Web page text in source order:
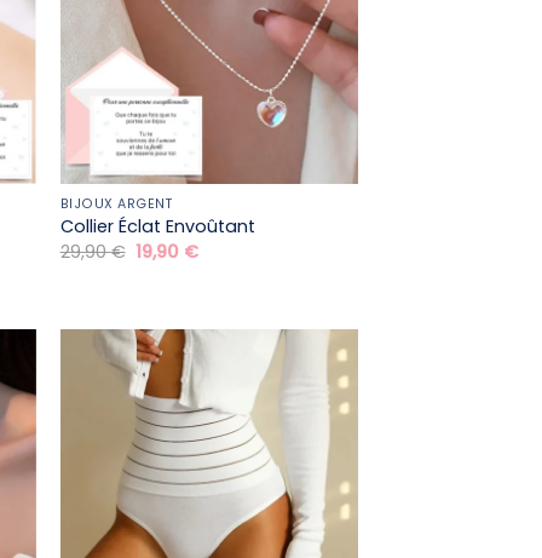
BIJOUX ARGENT
Collier Éclat Envoûtant
29,90€ Le
prix
19,90 €Le